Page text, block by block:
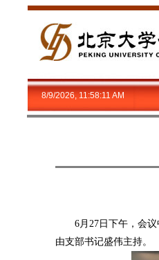
8/9/2026, 11:58:12 AM
6月27日下午，会议
由支部书记盛伟主持。